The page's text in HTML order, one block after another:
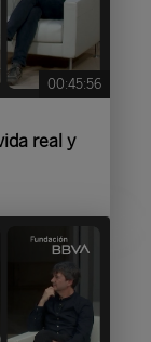
00:45:56
real y